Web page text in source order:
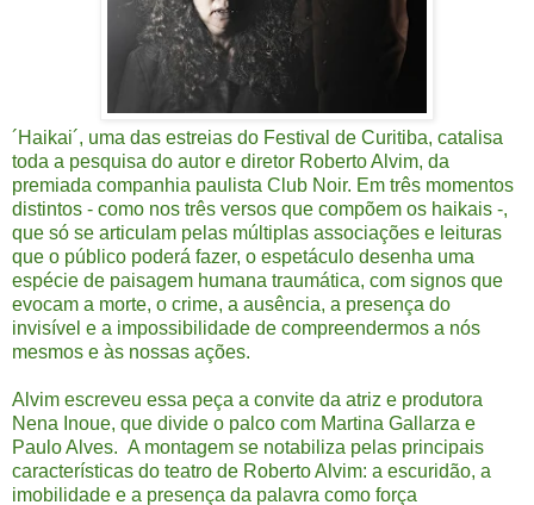
´Haikai´, uma das estreias do Festival de Curitiba, catalisa
toda a pesquisa do autor e diretor Roberto Alvim, da
premiada companhia paulista Club Noir. Em três momentos
distintos - como nos três versos que compõem os haikais -,
que só se articulam pelas múltiplas associações e leituras
que o público poderá fazer, o espetáculo desenha uma
espécie de paisagem humana traumática, com signos que
evocam a morte, o crime, a ausência, a presença do
invisível e a impossibilidade de compreendermos a nós
mesmos e às nossas ações.
Alvim escreveu essa peça a convite da atriz e produtora
Nena Inoue, que divide o palco com Martina Gallarza e
Paulo Alves. A montagem se notabiliza pelas principais
características do teatro de Roberto Alvim: a escuridão, a
imobilidade e a presença da palavra como força